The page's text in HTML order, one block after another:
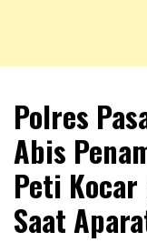
NKRIPOST
Polres
Abis
Peti
Saat